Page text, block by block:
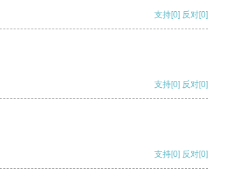
支持[0] 反对[0]
支持[0] 反对[0]
支持[0] 反对[0]